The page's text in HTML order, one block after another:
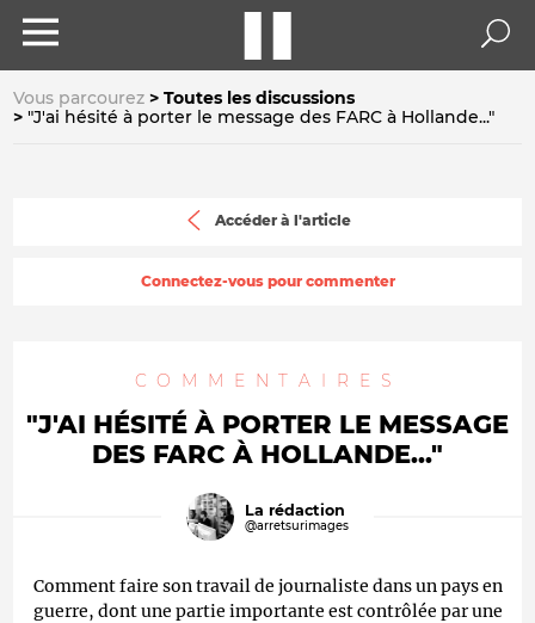
Vous parcourez
Toutes les discussions
"J'ai hésité à porter le message des FARC à Hollande..."
Accéder à l'article
Connectez-vous pour commenter
COMMENTAIRES
"J'AI HÉSITÉ À PORTER LE MESSAGE
DES FARC À HOLLANDE..."
La rédaction
@arretsurimages
Comment faire son travail de journaliste dans un pays en
guerre, dont une partie importante est contrôlée par une